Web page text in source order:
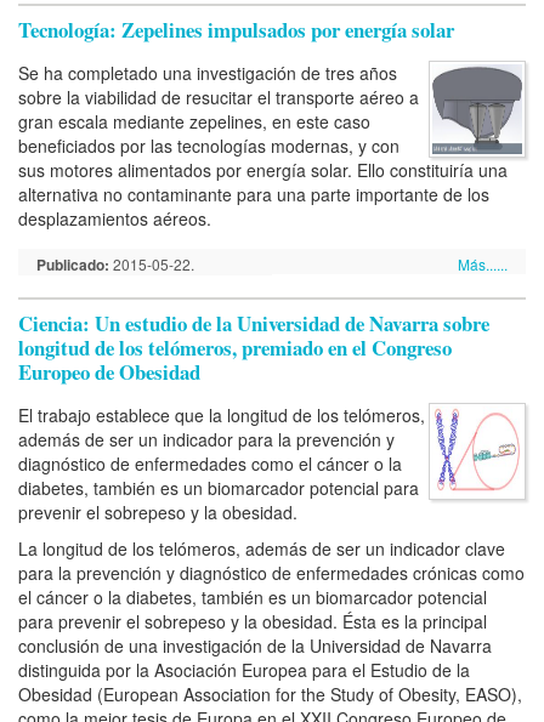
Tecnología: Zepelines impulsados por energía solar
Se ha completado una investigación de tres años
sobre la viabilidad de resucitar el transporte aéreo a
gran escala mediante zepelines, en este caso
beneficiados por las tecnologías modernas, y con
sus motores alimentados por energía solar. Ello constituiría una
alternativa no contaminante para una parte importante de los
desplazamientos aéreos.
Publicado: 2015-05-22. Más......
Ciencia: Un estudio de la Universidad de Navarra sobre
longitud de los telómeros, premiado en el Congreso
Europeo de Obesidad
El trabajo establece que la longitud de los telómeros,
además de ser un indicador para la prevención y
diagnóstico de enfermedades como el cáncer o la
diabetes, también es un biomarcador potencial para
prevenir el sobrepeso y la obesidad.
La longitud de los telómeros, además de ser un indicador clave
para la prevención y diagnóstico de enfermedades crónicas como
el cáncer o la diabetes, también es un biomarcador potencial
para prevenir el sobrepeso y la obesidad. Ésta es la principal
conclusión de una investigación de la Universidad de Navarra
distinguida por la Asociación Europea para el Estudio de la
Obesidad (European Association for the Study of Obesity, EASO),